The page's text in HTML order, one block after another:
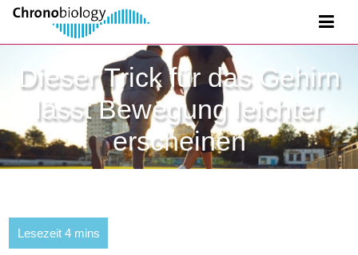
Dieser Trick für das Gehirn
lässt Bewegung leichter
erscheinen